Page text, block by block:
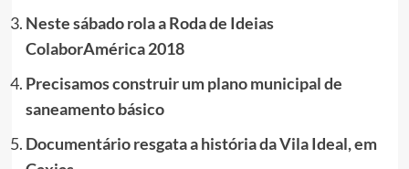
Neste sábado rola a Roda de Ideias
ColaborAmérica 2018
Precisamos construir um plano municipal de
saneamento básico
Documentário resgata a história da Vila Ideal, em